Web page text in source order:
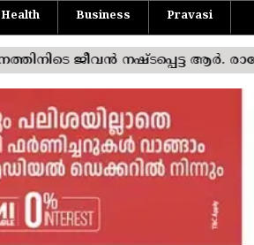
Health Business Pravasi